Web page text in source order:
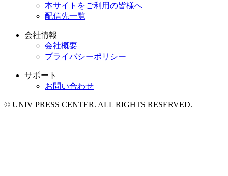
本サイトをご利用の皆様へ
配信先一覧
会社情報
会社概要
プライバシーポリシー
サポート
お問い合わせ
© UNIV PRESS CENTER. ALL RIGHTS RESERVED.